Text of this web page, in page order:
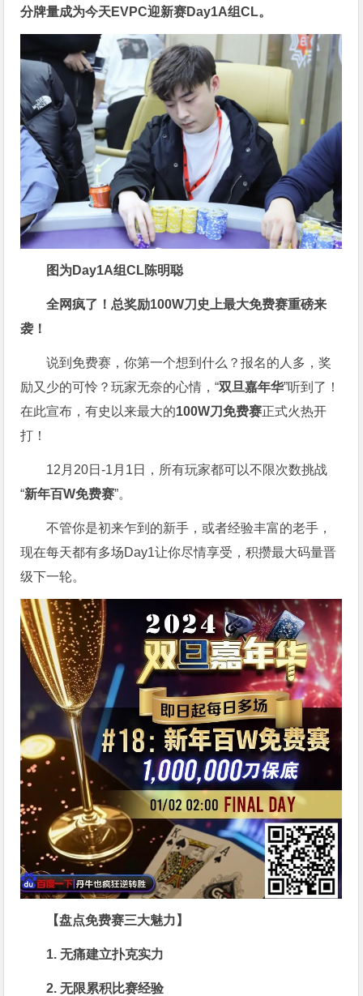
分牌量成为今天EVPC迎新赛Day1A组CL。
图为Day1A组CL陈明聪
全网疯了！总奖励100W刀 史上最大免费赛重磅来
袭！
说到免费赛，你第一个想到什么？报名的人多，奖
励又少的可怜？玩家无奈的心情，“双旦嘉年华”听到了！
在此宣布，有史以来最大的100W刀免费赛正式火热开
打！
12月20日-1月1日，所有玩家都可以不限次数挑战
“新年百W免费赛”。
不管你是初来乍到的新手，或者经验丰富的老手，
现在每天都有多场Day1让你尽情享受，积攒最大码量晋
级下一轮。
【盘点免费赛三大魅力】
1. 无痛建立扑克实力
2. 无限累积比赛经验